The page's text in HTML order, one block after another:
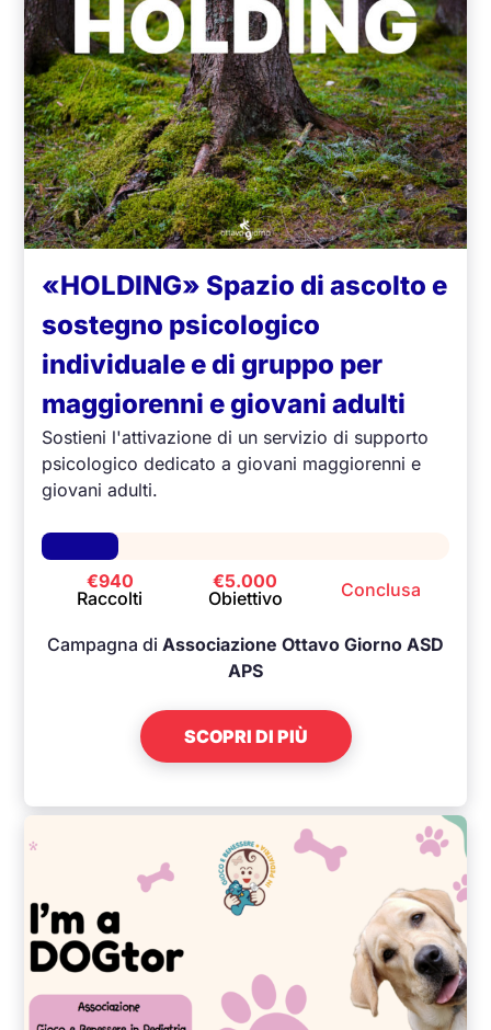
«HOLDING» Spazio di ascolto e
sostegno psicologico
individuale e di gruppo per
maggiorenni e giovani adulti
Sostieni l'attivazione di un servizio di supporto
psicologico dedicato a giovani maggiorenni e
giovani adulti.
€940
Raccolti
€5.000
Obiettivo
Conclusa
Campagna di Associazione Ottavo Giorno ASD
APS
SCOPRI DI PIÙ